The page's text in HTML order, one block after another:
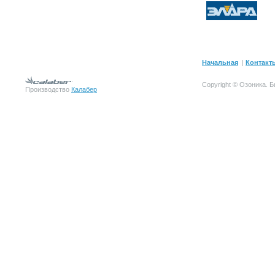
Начальная |
Производство Калабер
Copyright © Озоника.